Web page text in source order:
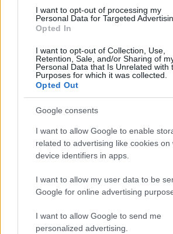
I want to opt-out of processing my
Personal Data for Targeted
Opted In
I want to opt-out of Collection, Use,
Retention, Sale, and/or Sharing of
Personal Data that Is Unrelated with
Purposes for which it was collected.
Opted Out
Google consents
I want to allow Google to enable
related to advertising like cookies on
device identifiers in apps.
I want to allow my user data to be
Google for online advertising
I want to allow Google to send me
personalized advertising.
Később, alig egy napon belül már
és megnyugvásáról írt ugyanott,
(olvasóitól orvosok címét és
majd még Istennek is hálát
mindenkit arra biztatott, hogy ne
kérni, ha bajban vannak, hiszen
Eközben aThe Sun című brit
az énekesnő utólag elárulta nekik,
héten, egész pontosan január
Angelesben egy kifejezetten
nagyobb mennyiségű altatóval
vetni az életének. Ez ugyan nem
napi attrakcióit, kiszámíthatatlan,
következő kísérlet.